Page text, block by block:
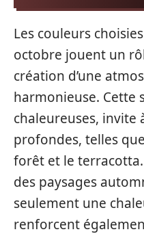
Les couleurs
octobre jouent un
création d’une
harmonieuse. Cette
chaleureuses, invite
profondes, telles
forêt et le
des paysages
seulement une
renforcent